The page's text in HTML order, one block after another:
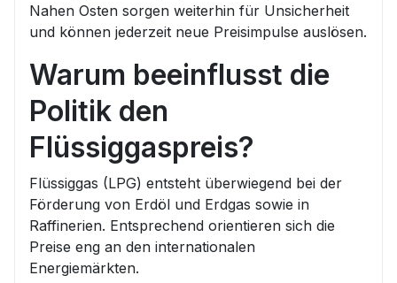
Nahen Osten sorgen weiterhin für Unsicherheit
und können jederzeit neue Preisimpulse auslösen.
Warum beeinflusst die
Politik den
Flüssiggaspreis?
Flüssiggas (LPG) entsteht überwiegend bei der
Förderung von Erdöl und Erdgas sowie in
Raffinerien. Entsprechend orientieren sich die
Preise eng an den internationalen
Energiemärkten.